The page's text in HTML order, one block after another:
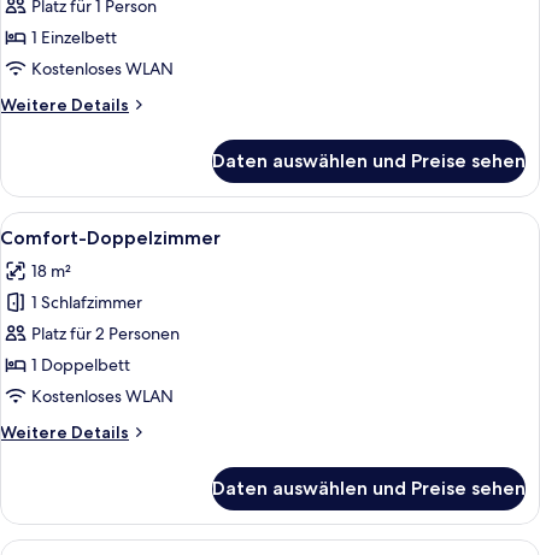
Einzelzimmer
anzeigen
Platz für 1 Person
1 Einzelbett
Kostenloses WLAN
Weitere Details
Weitere
Einzelzimmer
Daten auswählen und Preise sehen
Alle
Fotos
für
Comfort-
Doppelzimmer
anzeigen
Ein Hotelzimmer mit Bett,
6
Comfort-Doppelzimmer
18 m²
1 Schlafzimmer
Platz für 2 Personen
1 Doppelbett
Kostenloses WLAN
Weitere Details
Weitere
Doppelzimmer
Daten auswählen und Preise sehen
Komfort Superior | Zimmersafe,